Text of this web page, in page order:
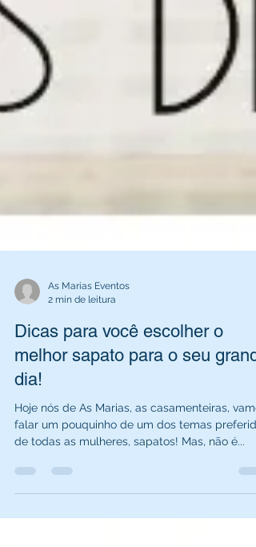
Dicas para você escolher o
melhor sapato para o seu
dia!
Hoje nós de As Marias, as casamenteiras,
falar um pouquinho de um dos temas
de todas as mulheres, sapatos! Mas, não é...